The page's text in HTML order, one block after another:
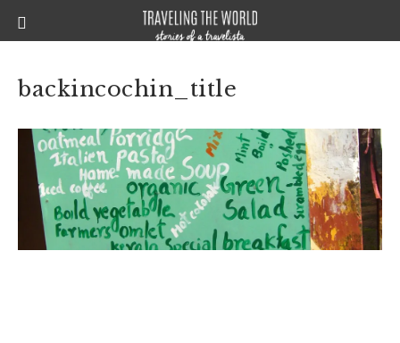
backincochin_title